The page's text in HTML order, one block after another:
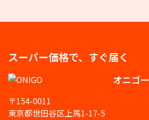
スーパー価格で、すぐ届く
オニゴー
〒154-0011
東京都世田谷区上馬1-17-5